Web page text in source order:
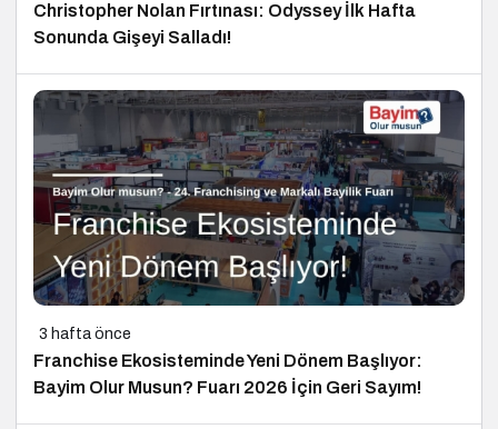
Christopher Nolan Fırtınası: Odyssey İlk Hafta
Sonunda Gişeyi Salladı!
3 hafta önce
Franchise Ekosisteminde Yeni Dönem Başlıyor:
Bayim Olur Musun? Fuarı 2026 İçin Geri Sayım!